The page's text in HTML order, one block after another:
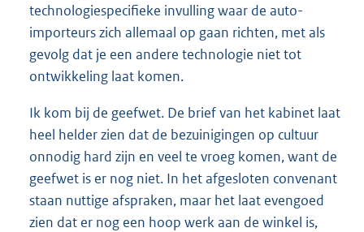
technologiespecifieke invulling waar de auto-
importeurs zich allemaal op gaan richten, met als
gevolg dat je een andere technologie niet tot
ontwikkeling laat komen.
Ik kom bij de geefwet. De brief van het kabinet laat
heel helder zien dat de bezuinigingen op cultuur
onnodig hard zijn en veel te vroeg komen, want de
geefwet is er nog niet. In het afgesloten convenant
staan nuttige afspraken, maar het laat evengoed
zien dat er nog een hoop werk aan de winkel is,